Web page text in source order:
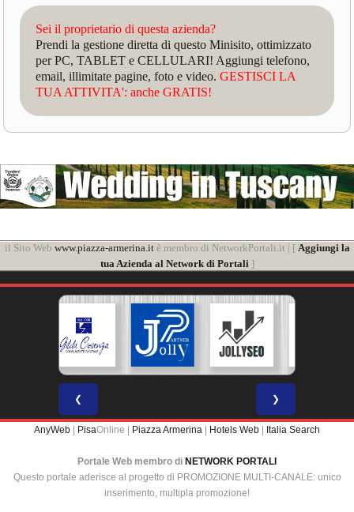
Sei il proprietario di questa azienda?
Prendi la gestione diretta di questo Minisito, ottimizzato
per PC, TABLET e CELLULARI! Aggiungi telefono,
email, illimitate pagine, foto e video.GESTISCI LA
TUA ATTIVITA': anche GRATIS!
il Sito Web www.piazza-armerina.itè membro di NetworkPortali.it | [ Aggiungi la
tua Azienda al Network di Portali ]
❮ ❯
AnyWeb | PisaOnline | Piazza Armerina | Hotels Web | Italia Search
Portale Web membro di NETWORK PORTALI
Questo portale aderisce al progetto di PROMOZIONE MULTI-CANALE: unico
inserimento, multipla promozione!